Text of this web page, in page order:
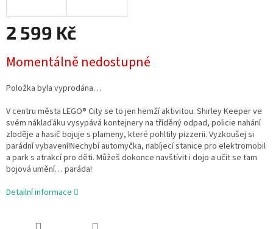
2 599 Kč
cena:
Momentálně nedostupné
Položka byla vyprodána…
V centru města LEGO® City se to jen hemží aktivitou. Shirley Keeper ve
svém náklaďáku vysypává kontejnery na tříděný odpad, policie nahání
zloděje a hasič bojuje s plameny, které pohltily pizzerii. Vyzkoušej si
parádní vybavení!Nechybí automyčka, nabíjecí stanice pro elektromobil
a park s atrakcí pro děti. Můžeš dokonce navštívit i dojo a učit se tam
bojová umění… paráda!
Detailní informace